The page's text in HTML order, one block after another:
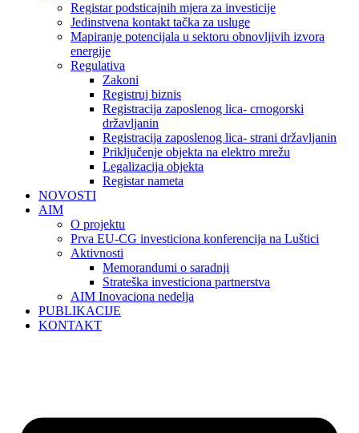
Registar podsticajnih mjera za investicije
Jedinstvena kontakt tačka za usluge
Mapiranje potencijala u sektoru obnovljivih izvora
energije
Regulativa
Zakoni
Registruj biznis
Registracija zaposlenog lica- crnogorski
državljanin
Registracija zaposlenog lica- strani državljanin
Priključenje objekta na elektro mrežu
Legalizacija objekta
Registar nameta
NOVOSTI
AIM
O projektu
Prva EU-CG investiciona konferencija na Luštici
Aktivnosti
Memorandumi o saradnji
Strateška investiciona partnerstva
AIM Inovaciona nedelja
PUBLIKACIJE
KONTAKT